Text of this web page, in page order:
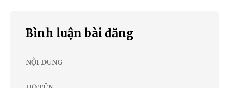
Bình luận bài đăng